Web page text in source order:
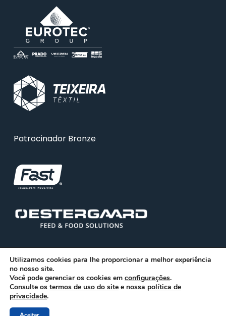
Patrocinador Bronze
© 2026 ABRA. Associação Brasileira de Reciclagem
Animal
Utilizamos cookies para lhe proporcionar a melhor experiência
no nosso site.
Você pode gerenciar os cookies em configurações.
Consulte os termos de uso do site e nossa política de
privacidade.